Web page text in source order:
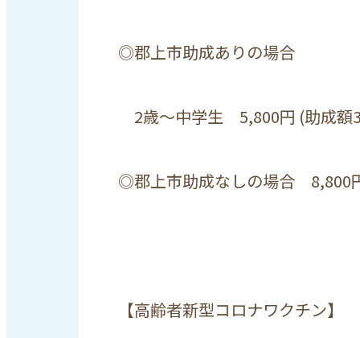
◎郡上市助成ありの場合
2歳～中学生 5,800円 (助成額
◎郡上市助成なしの場合 8,800
【高齢者新型コロナワクチン】